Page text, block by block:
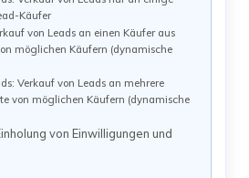
Käufer
von Leads an einen Käufer aus
möglichen Käufern (dynamische
Verkauf von Leads an mehrere
von möglichen Käufern (dynamische
von Einwilligungen und